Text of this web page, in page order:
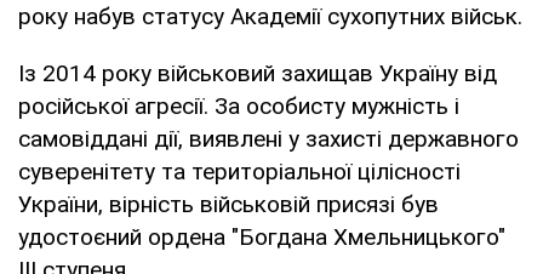
року набув статусу Академії сухопутних військ.
Із 2014 року військовий захищав Україну від
російської агресії. За особисту мужність і
самовіддані дії, виявлені у захисті державного
суверенітету та територіальної цілісності
України, вірність військовій присязі був
удостоєний ордена "Богдана Хмельницького"